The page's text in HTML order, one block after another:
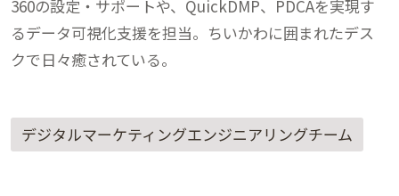
360の設定・サポートや、QuickDMP、PDCAを実現す
るデータ可視化支援を担当。ちいかわに囲まれたデス
クで日々癒されている。
デジタルマーケティングエンジニアリングチーム